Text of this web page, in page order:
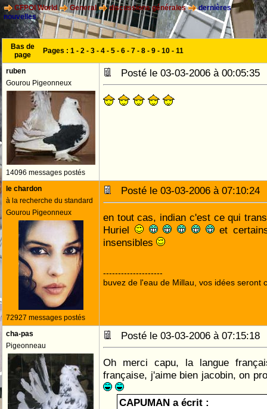
CFPOI World General discussions générales
dernières
nouvelles
Bas de
page
Pages : 1 - 2 - 3 - 4 - 5 - 6 - 7 - 8 - 9 - 10 - 11
ruben
Gourou Pigeonneux
14096 messages postés
Posté le 03-03-2006 à
le chardon
à la recherche du standard
Gourou Pigeonneux
72927 messages postés
Posté le 03-03-2006 à
en tout cas, indian c'est ce qui
Huriel
et
insensibles
--------------------
buvez de l'eau de Millau, vos idées seront
cha-pas
Pigeonneau
Posté le 03-03-2006 à
Oh merci capu, la langue
française, j'aime bien jacobin, on
CAPUMAN a écrit :